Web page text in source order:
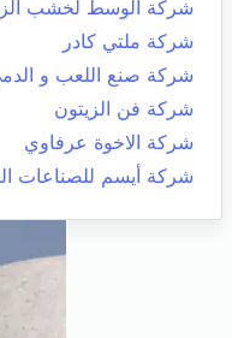
شركة الوسط لخشب
شركة ملتي كادر
شركة صنع اللعب و الدمى
شركة فن الزيتون
شركة الاخوة عرفاوي
شركة أيسم للصناعات